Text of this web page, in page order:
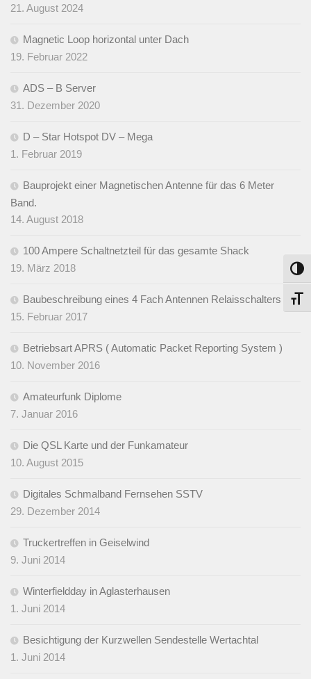
21. August 2024
Magnetic Loop horizontal unter Dach
19. Februar 2022
ADS – B Server
31. Dezember 2020
D – Star Hotspot DV – Mega
1. Februar 2019
Bauprojekt einer Magnetischen Antenne für das 6 Meter
Band.
14. August 2018
100 Ampere Schaltnetzteil für das gesamte Shack
19. März 2018
Baubeschreibung eines 4 Fach Antennen Relaisschalters
15. Februar 2017
Betriebsart APRS ( Automatic Packet Reporting System )
10. November 2016
Amateurfunk Diplome
7. Januar 2016
Die QSL Karte und der Funkamateur
10. August 2015
Digitales Schmalband Fernsehen SSTV
29. Dezember 2014
Truckertreffen in Geiselwind
9. Juni 2014
Winterfieldday in Aglasterhausen
1. Juni 2014
Besichtigung der Kurzwellen Sendestelle Wertachtal
1. Juni 2014